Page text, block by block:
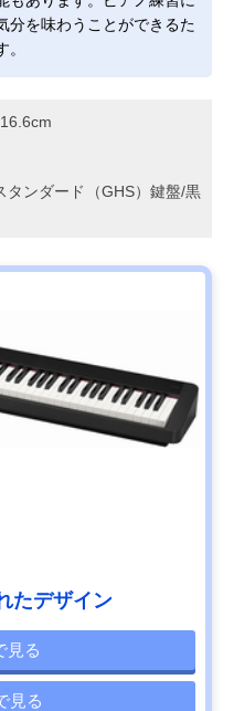
分を味わうことができるた
タンダード（GHS）鍵盤/黒
たデザイン
見る
見る